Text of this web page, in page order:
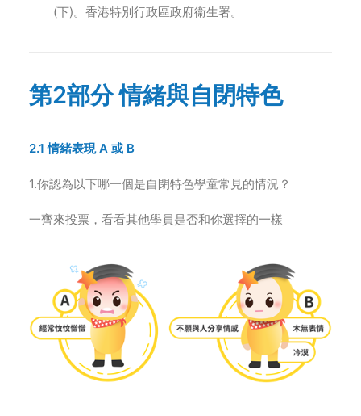
(下)。香港特別行政區政府衞生署。
第2部分 情緒與自閉特色
2.1 情緒表現 A 或 B
1.你認為以下哪一個是自閉特色學童常見的情況？
一齊來投票，看看其他學員是否和你選擇的一樣